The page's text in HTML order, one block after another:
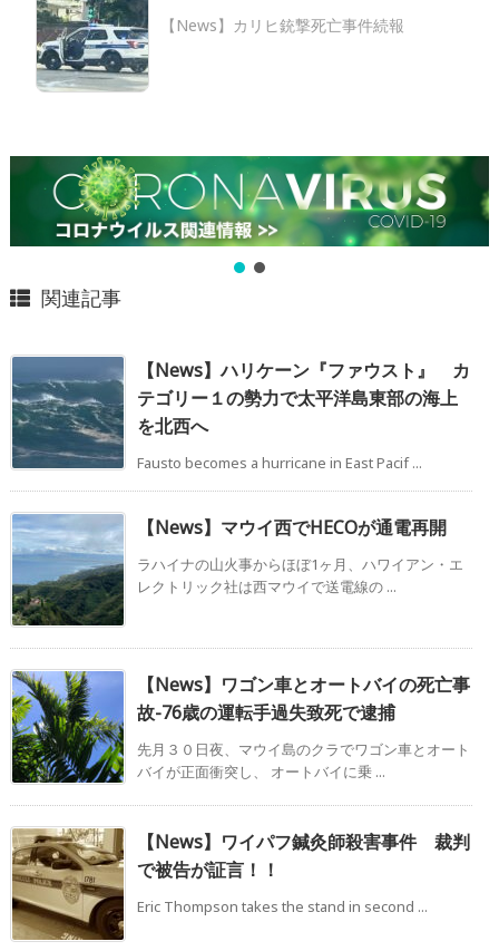
【News】カリヒ銃撃死亡事件続報
関連記事
【News】ハリケーン『ファウスト』 カ
テゴリー１の勢力で太平洋島東部の海上
を北西へ
Fausto becomes a hurricane in East Pacif ...
【News】マウイ西でHECOが通電再開
ラハイナの山火事からほぼ1ヶ月、ハワイアン・エ
レクトリック社は西マウイで送電線の ...
【News】ワゴン車とオートバイの死亡事
故-76歳の運転手過失致死で逮捕
先月３０日夜、マウイ島のクラでワゴン車とオート
バイが正面衝突し、 オートバイに乗 ...
【News】ワイパフ鍼灸師殺害事件 裁判
で被告が証言！！
Eric Thompson takes the stand in second ...